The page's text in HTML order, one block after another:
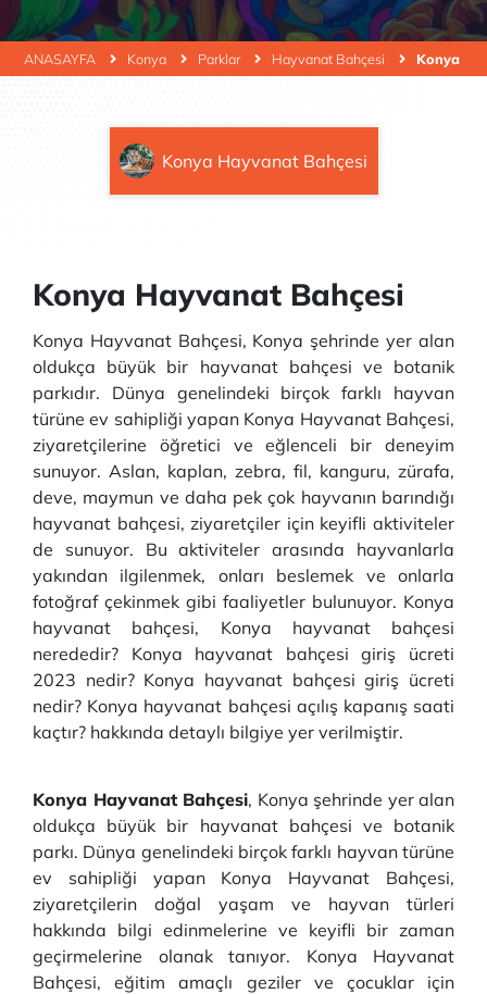
ANASAYFA Konya Parklar Hayvanat Bahçesi Konya
Konya Hayvanat Bahçesi
Konya Hayvanat Bahçesi
Konya Hayvanat Bahçesi, Konya şehrinde yer alan
oldukça büyük bir hayvanat bahçesi ve botanik
parkıdır. Dünya genelindeki birçok farklı hayvan
türüne ev sahipliği yapan Konya Hayvanat Bahçesi,
ziyaretçilerine öğretici ve eğlenceli bir deneyim
sunuyor. Aslan, kaplan, zebra, fil, kanguru, zürafa,
deve, maymun ve daha pek çok hayvanın barındığı
hayvanat bahçesi, ziyaretçiler için keyifli aktiviteler
de sunuyor. Bu aktiviteler arasında hayvanlarla
yakından ilgilenmek, onları beslemek ve onlarla
fotoğraf çekinmek gibi faaliyetler bulunuyor. Konya
hayvanat bahçesi, Konya hayvanat bahçesi
nerededir? Konya hayvanat bahçesi giriş ücreti
2023 nedir? Konya hayvanat bahçesi giriş ücreti
nedir? Konya hayvanat bahçesi açılış kapanış saati
kaçtır? hakkında detaylı bilgiye yer verilmiştir.
Konya Hayvanat Bahçesi, Konya şehrinde yer alan
oldukça büyük bir hayvanat bahçesi ve botanik
parkı. Dünya genelindeki birçok farklı hayvan türüne
ev sahipliği yapan Konya Hayvanat Bahçesi,
ziyaretçilerin doğal yaşam ve hayvan türleri
hakkında bilgi edinmelerine ve keyifli bir zaman
geçirmelerine olanak tanıyor. Konya Hayvanat
Bahçesi, eğitim amaçlı geziler ve çocuklar için